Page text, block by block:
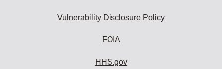
Vulnerability Disclosure Policy
FOIA
HHS.gov